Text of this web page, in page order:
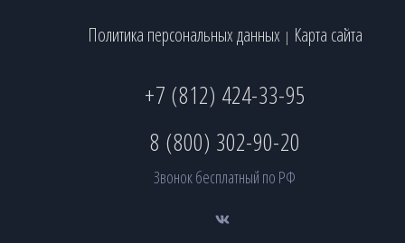
Политика персональных данных | Карта сайта
+7 (812) 424-33-95
8 (800) 302-90-20
Звонок бесплатный по РФ